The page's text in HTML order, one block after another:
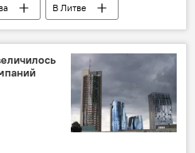
В Литве
рынок